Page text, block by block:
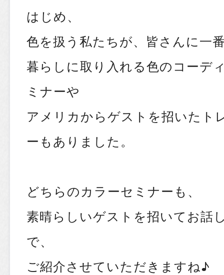
はじめ、
色を扱う私たちが、皆さんに一
暮らしに取り入れる色のコーデ
ミナーや
アメリカからゲストを招いたト
ーもありました。
どちらのカラーセミナーも、
素晴らしいゲストを招いてお話
で、
ご紹介させていただきますね♪